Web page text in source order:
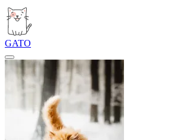
GATO